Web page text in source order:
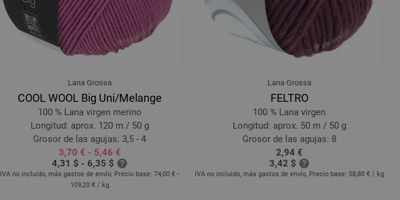
32-taupe | EAN: 4033493296335
33-tinta azul | EAN: 4033493296342
34-azul pastel | EAN: 4033493296359
35-verde | EAN: 4033493296366
68-rojo brillante | EAN: 4033493403955
69-octanaje oscuro | EAN: 4033493403962
71-jade | EAN: 4033493403986
Lana Grossa
COOL WOOL Big Uni/Melange
100 % Lana virgen merino
Longitud: aprox. 120 m / 50 g
Grosor de las agujas: 3,5 - 4
3,70 € - 5,46 €
4,31 $ - 6,35 $
IVA no incluido, más gastos de envío, Precio base: 74,00 € -
109,20 € / kg
Lana Grossa
FELTRO
100 % Lana virgen
Longitud: aprox. 50 m / 50 g
Grosor de las agujas: 8
2,94 €
3,42 $
IVA no incluido, más gastos de envío, Precio base: 58,80 € / kg